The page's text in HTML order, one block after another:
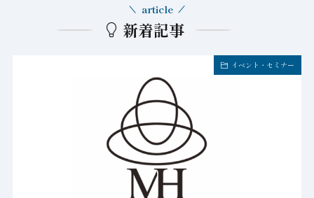
新着記事
article
イベント・セミナー